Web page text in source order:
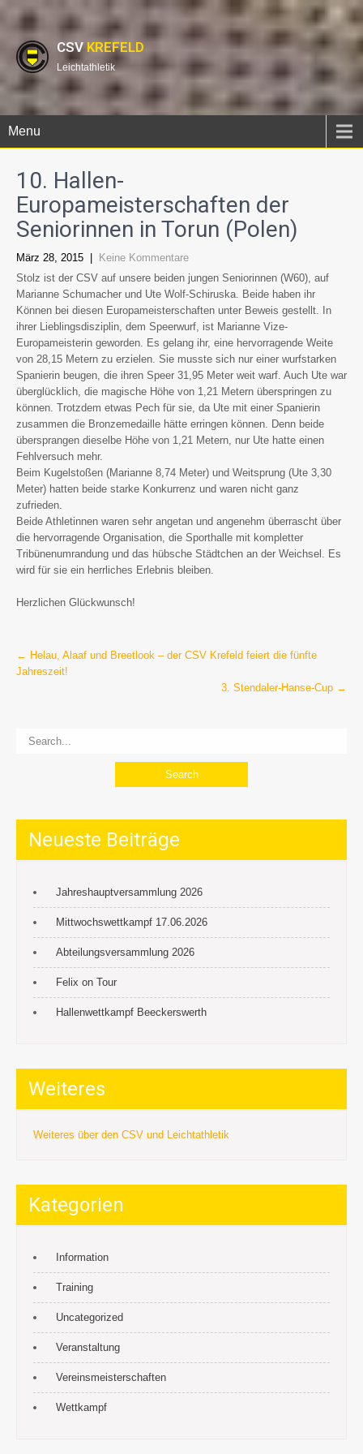
CSV KREFELD
Leichtathletik
Menu
10. Hallen-
Europameisterschaften der
Seniorinnen in Torun (Polen)
März 28, 2015
Keine Kommentare
Stolz ist der CSV auf unsere beiden jungen Seniorinnen (W60), auf
Marianne Schumacher und Ute Wolf-Schiruska. Beide haben ihr
Können bei diesen Europameisterschaften unter Beweis gestellt. In
ihrer Lieblingsdisziplin, dem Speerwurf, ist Marianne Vize-
Europameisterin geworden. Es gelang ihr, eine hervorragende Weite
von 28,15 Metern zu erzielen. Sie musste sich nur einer wurfstarken
Spanierin beugen, die ihren Speer 31,95 Meter weit warf. Auch Ute war
überglücklich, die magische Höhe von 1,21 Metern überspringen zu
können. Trotzdem etwas Pech für sie, da Ute mit einer Spanierin
zusammen die Bronzemedaille hätte erringen können. Denn beide
übersprangen dieselbe Höhe von 1,21 Metern, nur Ute hatte einen
Fehlversuch mehr.
Beim Kugelstoßen (Marianne 8,74 Meter) und Weitsprung (Ute 3,30
Meter) hatten beide starke Konkurrenz und waren nicht ganz
zufrieden.
Beide Athletinnen waren sehr angetan und angenehm überrascht über
die hervorragende Organisation, die Sporthalle mit kompletter
Tribünenumrandung und das hübsche Städtchen an der Weichsel. Es
wird für sie ein herrliches Erlebnis bleiben.
Herzlichen Glückwunsch!
Post
navigation
← Helau, Alaaf und Breetlook – der CSV Krefeld feiert die fünfte
Jahreszeit!
3. Stendaler-Hanse-Cup →
Neueste Beiträge
Jahreshauptversammlung 2026
Mittwochswettkampf 17.06.2026
Abteilungsversammlung 2026
Felix on Tour
Hallenwettkampf Beeckerswerth
Weiteres
Weiteres über den CSV und Leichtathletik
Kategorien
Information
Training
Uncategorized
Veranstaltung
Vereinsmeisterschaften
Wettkampf